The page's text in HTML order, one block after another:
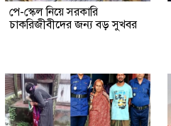
পে-স্কেল নিয়ে সরকারি
চাকরিজীবীদের জন্য বড় সুখবর